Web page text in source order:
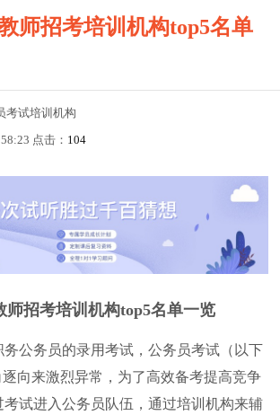
师招考培训机构top5名单
考试培训机构
点击： 104
师招考培训机构top5名单一览
公务员的录用考试，公务员考试（以下
逐向来激烈异常，为了高效备考提高竞争
考试进入公务员队伍，通过培训机构来辅